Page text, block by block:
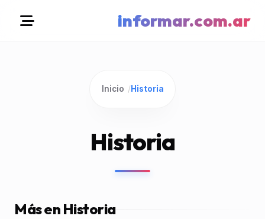
informar.com.ar
Inicio / Historia
Historia
Más en Historia